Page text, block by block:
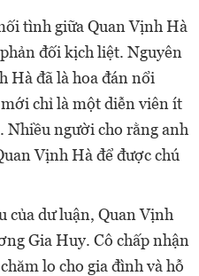
tình giữa Quan Vịnh Hà
đối kịch liệt. Nguyên
Hà đã là hoa đán nổi
chỉ là một diễn viên ít
Nhiều người cho rằng anh
Vịnh Hà để được chú
của dư luận, Quan Vịnh
Gia Huy. Cô chấp nhận
lo cho gia đình và hỗ